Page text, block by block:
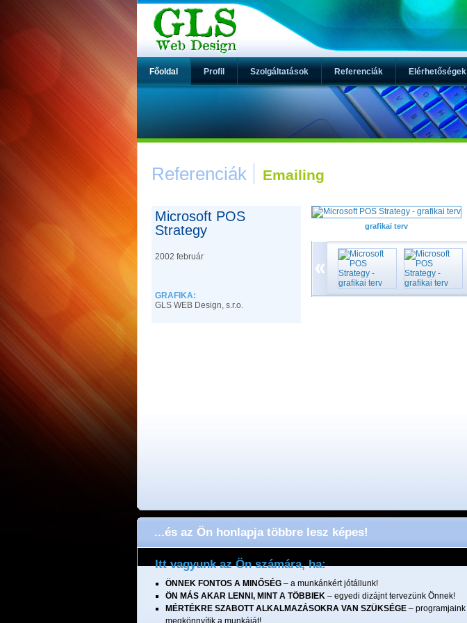
Főoldal Profil Szolgáltatások Referenciák Elérhetőségek
Referenciák Emailing
Microsoft POS
Strategy
2002 február
GRAFIKA:
GLS WEB Design, s.r.o.
grafikai terv
...és az Ön honlapja többre lesz képes!
Itt vagyunk az Ön számára, ha:
ÖNNEK FONTOS A MINŐSÉG – a munkánkért jótállunk!
ÖN MÁS AKAR LENNI, MINT A TÖBBIEK – egyedi dizájnt tervezünk Önnek!
MÉRTÉKRE SZABOTT ALKALMAZÁSOKRA VAN SZÜKSÉGE – programjaink
megkönnyítik a munkáját!